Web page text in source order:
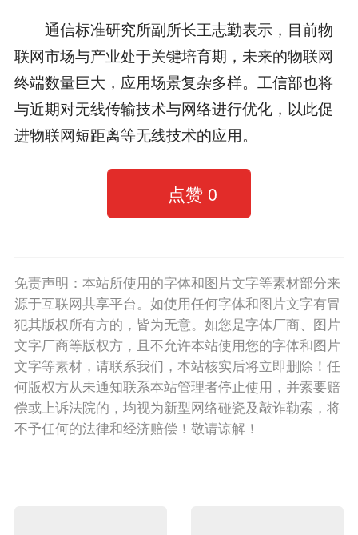
通信标准研究所副所长王志勤表示，目前物
联网市场与产业处于关键培育期，未来的物联网
终端数量巨大，应用场景复杂多样。工信部也将
与近期对无线传输技术与网络进行优化，以此促
进物联网短距离等无线技术的应用。
点赞 0
免责声明：本站所使用的字体和图片文字等素材部分来
源于互联网共享平台。如使用任何字体和图片文字有冒
犯其版权所有方的，皆为无意。如您是字体厂商、图片
文字厂商等版权方，且不允许本站使用您的字体和图片
文字等素材，请联系我们，本站核实后将立即删除！任
何版权方从未通知联系本站管理者停止使用，并索要赔
偿或上诉法院的，均视为新型网络碰瓷及敲诈勒索，将
不予任何的法律和经济赔偿！敬请谅解！